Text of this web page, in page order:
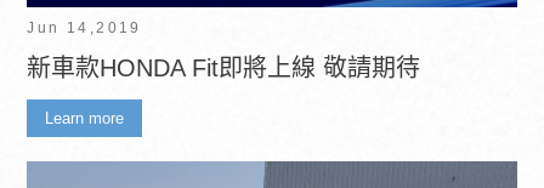
Jun 14,2019
新車款HONDA Fit即將上線 敬請期待
Learn more